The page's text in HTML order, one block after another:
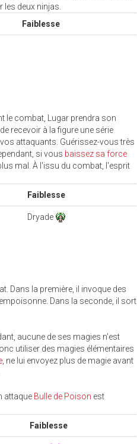
deux ninjas.
Faiblesse
le combat, Lugar prendra son
recevoir à la figure une série
attaquants. Guérissez-vous très
si vous baissez sa force
mal. À l'issu du combat, l'esprit
Faiblesse
Dryade
Dans la première, il invoque des
Dans la seconde, il sort
aucune de ses magies n'est
utiliser des magies élémentaires
, ne lui envoyez plus de magie avant
attaque Bulle de Poison est
Faiblesse